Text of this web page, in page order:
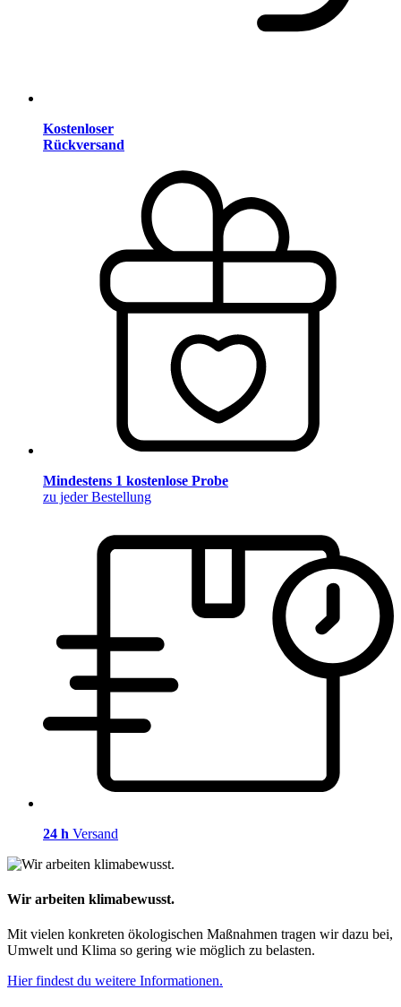
Kostenloser
Rückversand
Mindestens 1 kostenlose Probe
zu jeder Bestellung
24 h Versand
Wir arbeiten klimabewusst.
Mit vielen konkreten ökologischen Maßnahmen tragen wir dazu bei,
Umwelt und Klima so gering wie möglich zu belasten.
Hier findest du weitere Informationen.